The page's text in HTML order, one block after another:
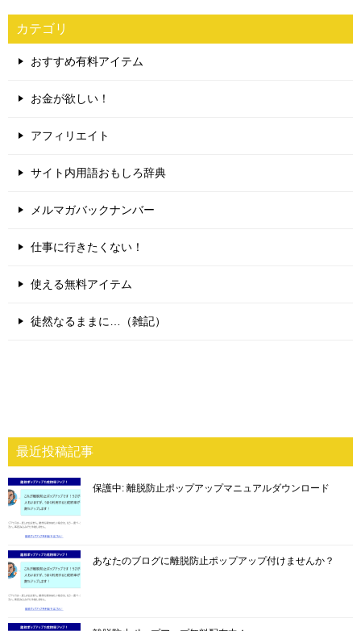
カテゴリ
おすすめ有料アイテム
お金が欲しい！
アフィリエイト
サイト内用語おもしろ辞典
メルマガバックナンバー
仕事に行きたくない！
使える無料アイテム
徒然なるままに…（雑記）
最近投稿記事
保護中: 離脱防止ポップアップマニュアルダウンロード
あなたのブログに離脱防止ポップアップ付けませんか？